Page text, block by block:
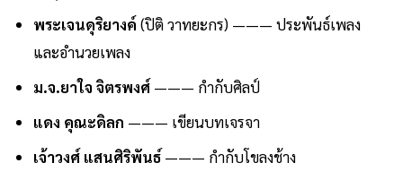
พระเจนดุริยางค์ (ปิติ วาทยะกร) ——— ประพันธ์เพลง
และอำนวยเพลง
ม.จ.ยาใจ จิตรพงศ์——— กำกับศิลป์
แดง คุณะดิลก ——— เขียนบทเจรจา
เจ้าวงศ์ แสนศิริพันธ์——— กำกับโขลงช้าง